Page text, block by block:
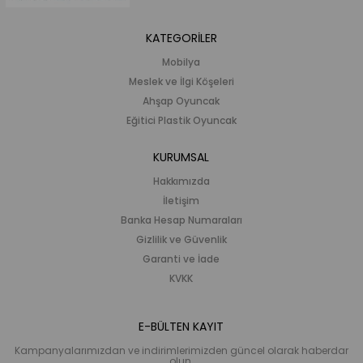
KATEGORİLER
Mobilya
Meslek ve İlgi Köşeleri
Ahşap Oyuncak
Eğitici Plastik Oyuncak
KURUMSAL
Hakkımızda
İletişim
Banka Hesap Numaraları
Gizlilik ve Güvenlik
Garanti ve İade
KVKK
E-BÜLTEN KAYIT
Kampanyalarımızdan ve indirimlerimizden güncel olarak haberdar